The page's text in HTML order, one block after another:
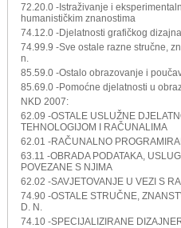
72.20.0 -Istraživanje i
humanističkim znanostima
74.12.0 -Djelatnosti grafičkog
74.99.9 -Sve ostale razne stručne,
n.
85.59.0 -Ostalo obrazovanje i
85.69.0 -Pomoćne djelatnosti u
NKD 2007:
62.09 -OSTALE USLUŽNE
TEHNOLOGIJOM I RAČUNALIMA
62.01 -RAČUNALNO
63.11 -OBRADA PODATAKA,
POVEZANE S NJIMA
62.02 -SAVJETOVANJE U VEZI S
74.90 -OSTALE STRUČNE,
D. N.
74.10 -SPECIJALIZIRANE